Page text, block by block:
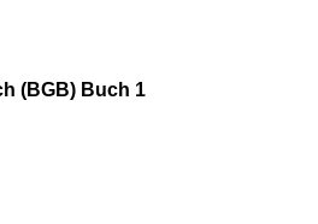
(BGB) Buch 1